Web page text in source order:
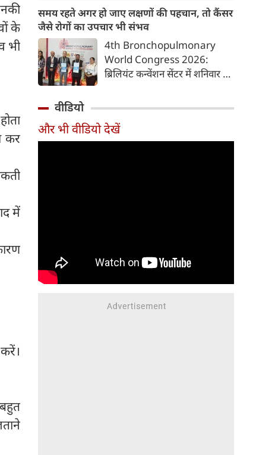
के
भी
कर
में
लाजवाब हों। यहां आपके लिये प्रस्तुत
हैं पकौड़ों से लेकर कॉर्न फ्रिटर्स तक
के कई मसालेदार स्नैक्स की ऐसी
रेसिपीज, जिन्हें आप घर पर कम
समय में आसानी से तैयार कर सकते
हैं।
समय रहते अगर हो जाए लक्षणों की पहचान, तो कैंसर
जैसे रोगों का उपचार भी संभव
4th Bronchopulmonary
World Congress 2026:
ब्रिलियंट कन्वेंशन सेंटर में शनिवार से
विदेश से आए पल्मोनोलॉजिस्ट,
क्रिटिकल केयर विशेषज्ञ, थोरासिक
(रजिस्ट्रेशन) कराया है।
वीडियो
और भी वीडियो देखें